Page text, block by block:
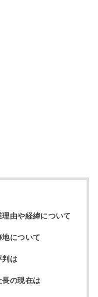
由や経緯について
について
判は
の現在は